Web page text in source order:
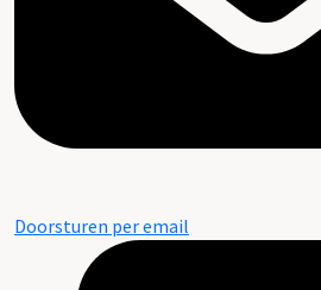
Doorsturen per email